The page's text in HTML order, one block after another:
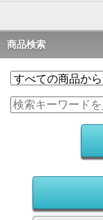
商品検索